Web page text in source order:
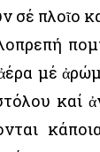
σέ πλοῖο
μέ
καί